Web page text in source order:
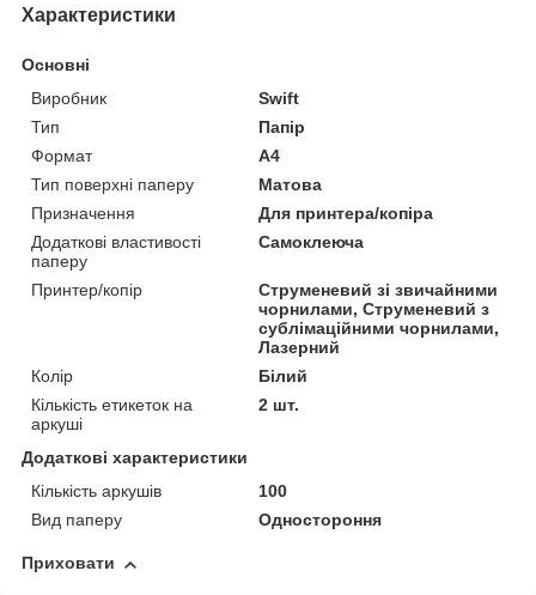
Характеристики
Основні
Виробник
Swift
Тип
Папір
Формат
A4
Тип поверхні паперу
Матова
Призначення
Для принтера/копіра
Додаткові властивості
паперу
Самоклеюча
Принтер/копір
Струменевий зі звичайними
чорнилами, Струменевий з
сублімаційними чорнилами,
Лазерний
Колір
Білий
Кількість етикеток на
аркуші
2 шт.
Додаткові характеристики
Кількість аркушів
100
Вид паперу
Одностороння
Приховати